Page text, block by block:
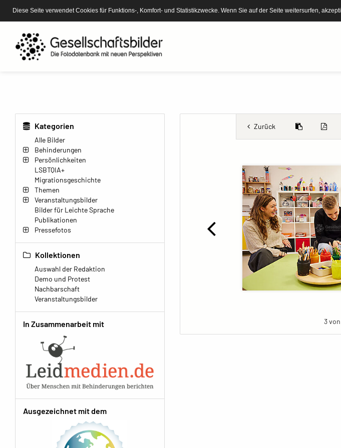
Diese Seite verwendet Cookies für Funktions-, Komfort- und Statistikzwecke. Wenn Sie auf der Seite weitersurfen,
Kategorien
Alle Bilder
Behinderungen
Persönlichkeiten
LSBTQIA+
Migrationsgeschichte
Themen
Veranstaltungsbilder
Bilder für Leichte Sprache
Publikationen
Pressefotos
Kollektionen
Auswahl der Redaktion
Demo und Protest
Nachbarschaft
Veranstaltungsbilder
In Zusammenarbeit mit
Ausgezeichnet mit dem
Zurück
3